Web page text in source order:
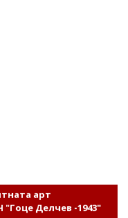
арт
Делчев -1943"